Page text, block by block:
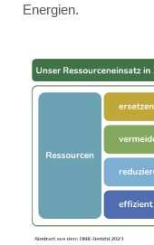
Energien.